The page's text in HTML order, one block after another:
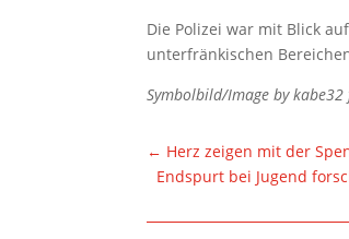
Die Polizei war mit Blick
unterfränkischen
Symbolbild/Image by
← Herz zeigen mit der
Endspurt bei Jugend